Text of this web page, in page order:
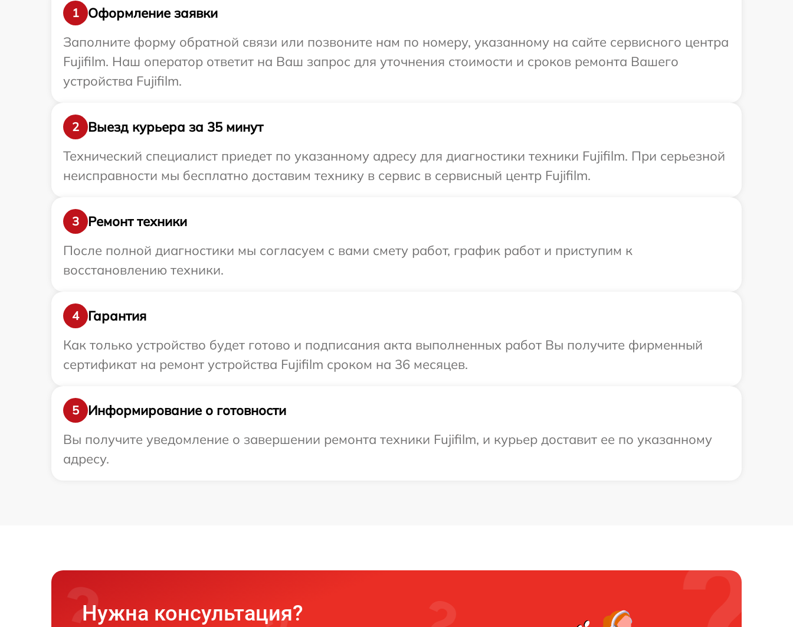
1
Оформление заявки
Заполните форму обратной связи или позвоните нам по номеру, указанному на сайте сервисного центра
Fujifilm. Наш оператор ответит на Ваш запрос для уточнения стоимости и сроков ремонта Вашего
устройства Fujifilm.
2
Выезд курьера за 35 минут
Технический специалист приедет по указанному адресу для диагностики техники Fujifilm. При серьезной
неисправности мы бесплатно доставим технику в сервис в сервисный центр Fujifilm.
3
Ремонт техники
После полной диагностики мы согласуем с вами смету работ, график работ и приступим к
восстановлению техники.
4
Гарантия
Как только устройство будет готово и подписания акта выполненных работ Вы получите фирменный
сертификат на ремонт устройства Fujifilm сроком на 36 месяцев.
5
Информирование о готовности
Вы получите уведомление о завершении ремонта техники Fujifilm, и курьер доставит ее по указанному
адресу.
Нужна консультация?